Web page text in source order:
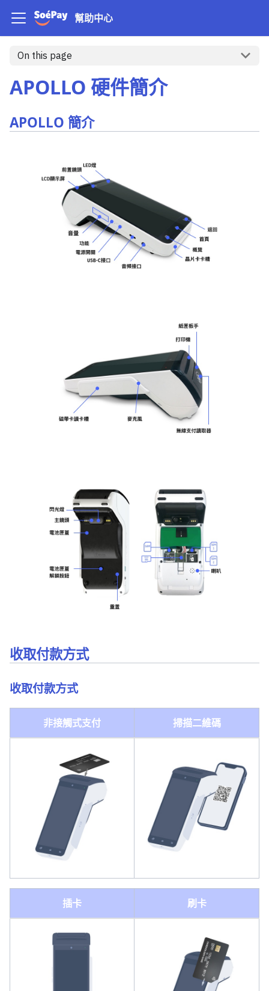
幫助中心
On this page
APOLLO 硬件簡介
APOLLO 簡介
收取付款方式
收取付款方式
非接觸式支付 掃描二維碼
插卡 刷卡